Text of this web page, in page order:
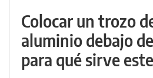
Colocar un trozo
aluminio debajo
para qué sirve